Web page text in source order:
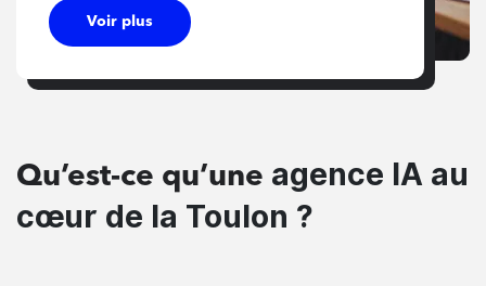
Voir plus
Qu’est-ce qu’une agence IA au
cœur de la Toulon ?